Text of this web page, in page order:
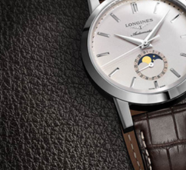
区天河路230号万菱汇国际中心写字楼A塔7
区环市东路371-375号世界贸易中心大厦南
区深南东路5001号华润大厦写字楼17层
区江北文昌一路7号华贸大厦写字楼1座30
区湖滨东路95号华润大厦写字楼B座11层
区五四路128-1号恒力城写字楼15层03室（
区人民东路6号SAC东原中心写字楼24层
区观音桥步行街2号融恒时代广场写字楼9
区定王台街道建湘路393号世茂环球金融
区铭功路10号华润大厦写字楼29层2905室